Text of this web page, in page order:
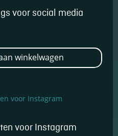
voor social media
winkelwagen
voor Instagram